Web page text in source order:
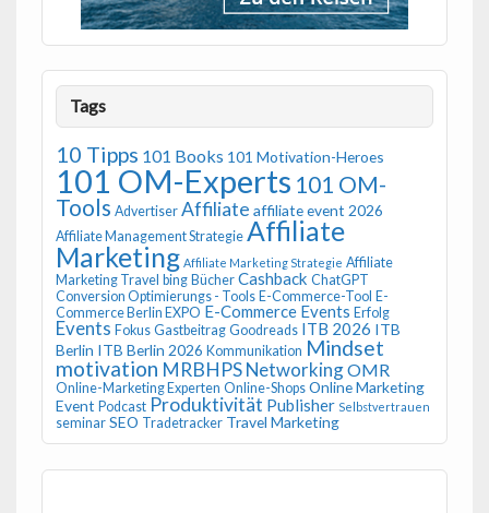
Tags
10 Tipps 101 Books 101 Motivation-Heroes
101 OM-Experts 101 OM-
Tools Advertiser Affiliate affiliate event 2026
Affiliate Management Strategie Affiliate
Marketing Affiliate Marketing Strategie Affiliate
Marketing Travel bing Bücher Cashback ChatGPT
Conversion Optimierungs - Tools E-Commerce-Tool E-
Commerce Berlin EXPO E-Commerce Events Erfolg
Events Fokus Gastbeitrag Goodreads ITB 2026 ITB
Berlin ITB Berlin 2026 Kommunikation Mindset
motivation MRBHPSNetworkingOMR
Online-Marketing Experten Online-Shops Online Marketing
Event Podcast Produktivität Publisher Selbstvertrauen
seminar SEO Tradetracker Travel Marketing